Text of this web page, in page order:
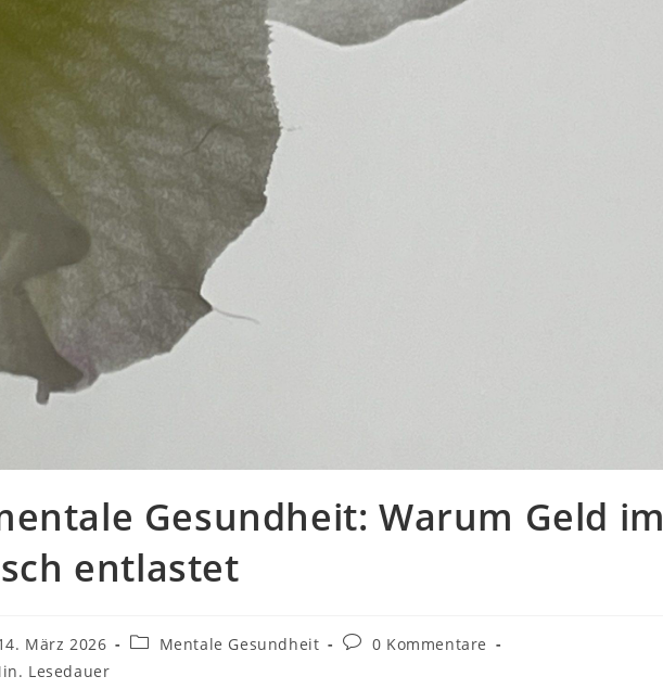
Gesundheit: Warum Geld im
entlastet
März 2026 Mentale Gesundheit
0 Kommentare
Lesedauer